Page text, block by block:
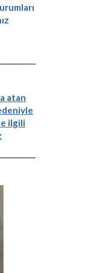
atan
ilgili